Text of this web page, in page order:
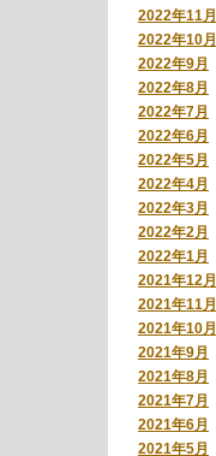
2022年11月
2022年10月
2022年9月
2022年8月
2022年7月
2022年6月
2022年5月
2022年4月
2022年3月
2022年2月
2022年1月
2021年12月
2021年11月
2021年10月
2021年9月
2021年8月
2021年7月
2021年6月
2021年5月